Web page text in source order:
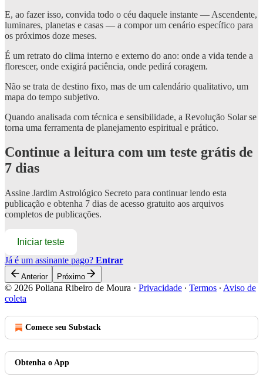
E, ao fazer isso, convida todo o céu daquele instante — Ascendente,
luminares, planetas e casas — a compor um cenário específico para
os próximos doze meses.
É um retrato do clima interno e externo do ano: onde a vida tende a
florescer, onde exigirá paciência, onde pedirá coragem.
Não se trata de destino fixo, mas de um calendário qualitativo, um
mapa do tempo subjetivo.
Quando analisada com técnica e sensibilidade, a Revolução Solar se
torna uma ferramenta de planejamento espiritual e prático.
Continue a leitura com um teste grátis de
7 dias
Assine Jardim Astrológico Secreto para continuar lendo esta
publicação e obtenha 7 dias de acesso gratuito aos arquivos
completos de publicações.
Iniciar teste
Já é um assinante pago? Entrar
Anterior Próximo
© 2026 Poliana Ribeiro de Moura · Privacidade ∙ Termos ∙ Aviso de
coleta
Comece seu Substack
Obtenha o App